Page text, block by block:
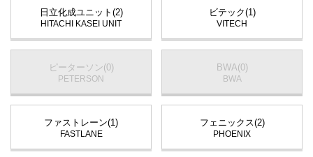
日立化成ユニット(2)
HITACHI KASEI UNIT
ビテック(1)
VITECH
ピーターソン(0)
PETERSON
BWA(0)
BWA
ファストレーン(1)
FASTLANE
フェニックス(2)
PHOENIX